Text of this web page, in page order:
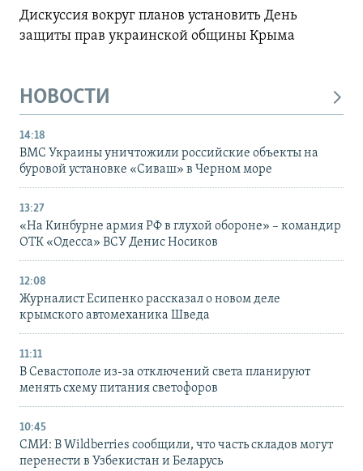
Дискуссия вокруг планов установить День
защиты прав украинской общины Крыма
НОВОСТИ
14:18
ВМС Украины уничтожили российские объекты на
буровой установке «Сиваш» в Черном море
13:27
«На Кинбурне армия РФ в глухой обороне» – командир
ОТК «Одесса» ВСУ Денис Носиков
12:08
Журналист Есипенко рассказал о новом деле
крымского автомеханика Шведа
11:11
В Севастополе из-за отключений света планируют
менять схему питания светофоров
10:45
СМИ: В Wildberries сообщили, что часть складов могут
перенести в Узбекистан и Беларусь